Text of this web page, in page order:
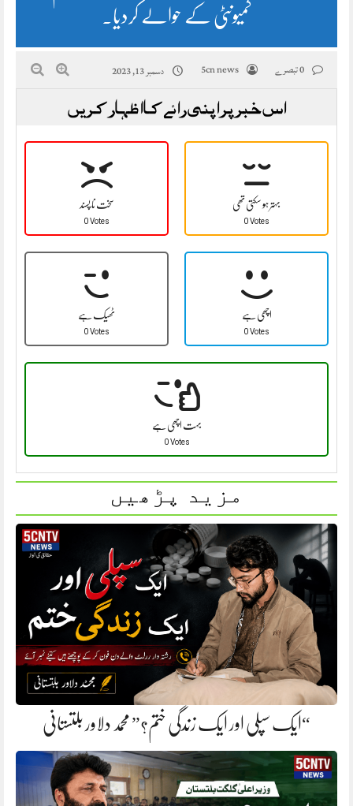
کمیونٹی کے حوالے کردیا۔
5cn news دسمبر 13, 2023
اس خبر پر اپنی رائے کا اظہار کریں
سخت نا پسند
0 Votes
بہتر ہو سکتی تھی
0 Votes
ٹھیک ہے
0 Votes
اچھی ہے
0 Votes
بہت اچھی ہے
0 Votes
مزید پڑھیں
“ایک سپلی اور ایک زندگی ختم؟” محمد دلاور بلتستانی